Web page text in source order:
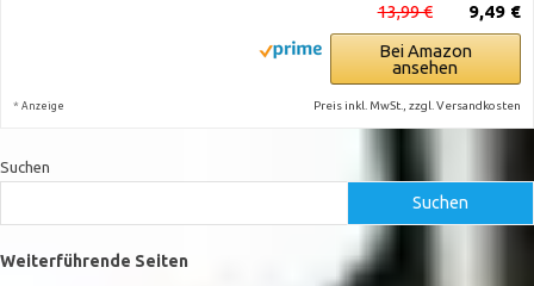
9,49 €
13,99 €
Bei Amazon
ansehen
* Anzeige Preis inkl. MwSt., zzgl. Versandkosten
Suchen
Suchen
Weiterführende Seiten